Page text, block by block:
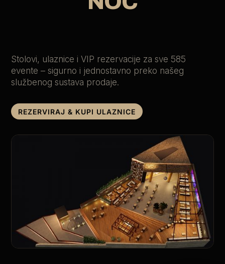
Stolovi, ulaznice i VIP rezervacije za sve 585
evente – sigurno i jednostavno preko našeg
službenog sustava prodaje.
REZERVIRAJ & KUPI ULAZNICE